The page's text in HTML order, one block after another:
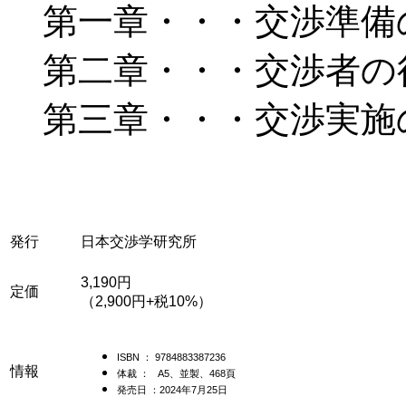
第一章・・・交渉準
第二章・・・交渉者
第三章・・・交渉実
発行 日本交渉学研究所
定価
3,190円
（2,900円+税10%）
情報
ISBN ： 9784883387236
体裁 ： A5、並製、468頁
発売日 ：2024年7月25日